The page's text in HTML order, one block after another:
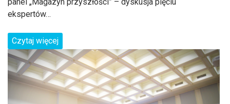
ekspertów…
Czytaj więcej